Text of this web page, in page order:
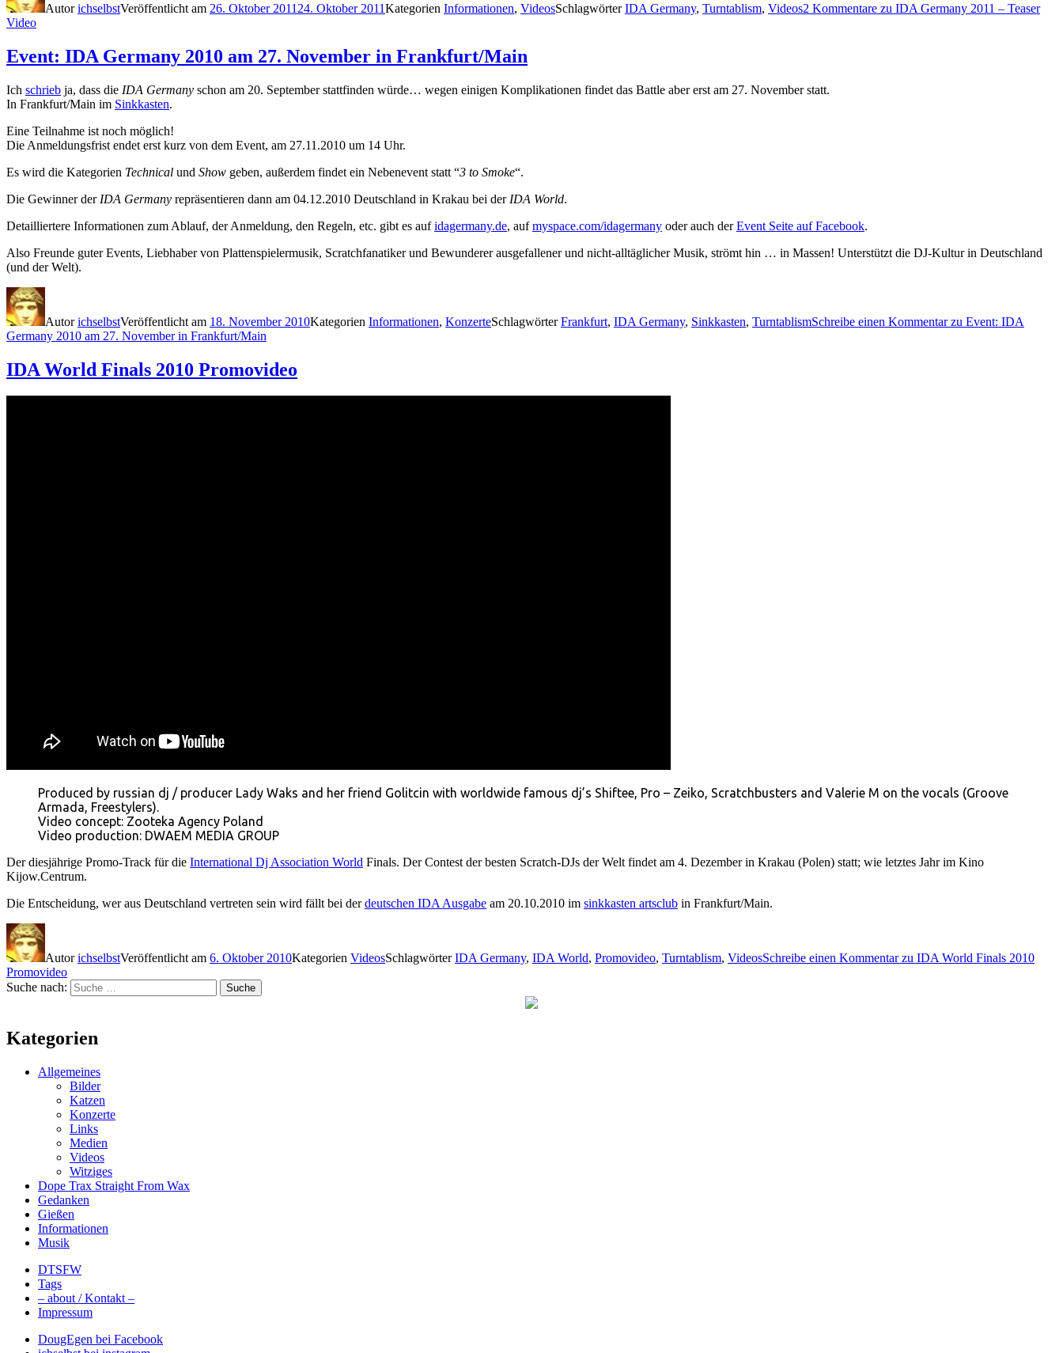
AutorichselbstVeröffentlicht am 26. Oktober 2011 24. Oktober 2011Kategorien Informationen, VideosSchlagwörterIDA Germany, Turntablism, Videos2 Kommentare zu IDA Germany 2011 – Teaser
Video
Event: IDA Germany 2010 am 27. November in Frankfurt/Main
Ich schrieb ja, dass die IDA Germany schon am 20. September stattfinden würde… wegen einigen Komplikationen findet das Battle aber erst am 27. November statt.
In Frankfurt/Main im Sinkkasten.
Eine Teilnahme ist noch möglich!
Die Anmeldungsfrist endet erst kurz von dem Event, am 27.11.2010 um 14 Uhr.
Es wird die Kategorien Technical und Show geben, außerdem findet ein Nebenevent statt “3 to Smoke“.
Die Gewinner der IDA Germany repräsentieren dann am 04.12.2010 Deutschland in Krakau bei der IDA World.
Detailliertere Informationen zum Ablauf, der Anmeldung, den Regeln, etc. gibt es aufidagermany.de, aufmyspace.com/idagermany oder auch derEvent Seite auf Facebook.
Also Freunde guter Events, Liebhaber von Plattenspielermusik, Scratchfanatiker und Bewunderer ausgefallener und nicht-alltäglicher Musik, strömt hin … in Massen! Unterstützt die DJ-Kultur in Deutschland
(und der Welt).
AutorichselbstVeröffentlicht am 18. November 2010Kategorien Informationen, KonzerteSchlagwörterFrankfurt, IDA Germany, Sinkkasten, TurntablismSchreibe einen Kommentarzu Event: IDA
Germany 2010 am 27. November in Frankfurt/Main
IDA World Finals 2010 Promovideo
Produced by russian dj / producer Lady Waks and her friend Golitcin with worldwide famous dj’s Shiftee, Pro – Zeiko, Scratchbusters and Valerie M on the vocals (Groove
Armada, Freestylers).
Video concept: Zooteka Agency Poland
Video production: DWAEM MEDIA GROUP
Der diesjährige Promo-Track für die International Dj Association World Finals. Der Contest der besten Scratch-DJs der Welt findet am 4. Dezember in Krakau (Polen) statt; wie letztes Jahr im Kino
Kijow.Centrum.
Die Entscheidung, wer aus Deutschland vertreten sein wird fällt bei derdeutschen IDA Ausgabe am 20.10.2010 im sinkkasten artsclub in Frankfurt/Main.
AutorichselbstVeröffentlicht am 6. Oktober 2010Kategorien VideosSchlagwörterIDA Germany, IDA World, Promovideo, Turntablism, VideosSchreibe einen Kommentarzu IDA World Finals 2010
Promovideo
Suche nach:
Suche
Kategorien
Allgemeines
Bilder
Katzen
Konzerte
Links
Medien
Videos
Witziges
Dope Trax Straight From Wax
Gedanken
Gießen
Informationen
Musik
DTSFW
Tags
– about / Kontakt –
Impressum
DougEgen bei Facebook